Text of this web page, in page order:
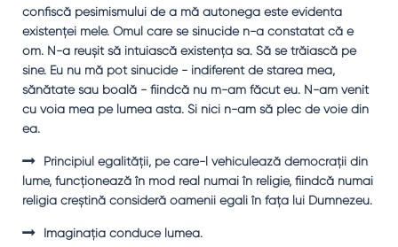
confiscă pesimismului de a mă autonega este evidenta
existenţei mele. Omul care se sinucide n-a constatat că e
om. N-a reuşit să intuiască existenţa sa. Să se trăiască pe
sine. Eu nu mă pot sinucide - indiferent de starea mea,
sănătate sau boală - fiindcă nu m-am făcut eu. N-am venit
cu voia mea pe lumea asta. Şi nici n-am să plec de voie din
ea.
Principiul egalităţii, pe care-l vehiculează democraţii din
lume, funcţionează în mod real numai în religie, fiindcă numai
religia creştină consideră oamenii egali în faţa lui Dumnezeu.
Imaginaţia conduce lumea.